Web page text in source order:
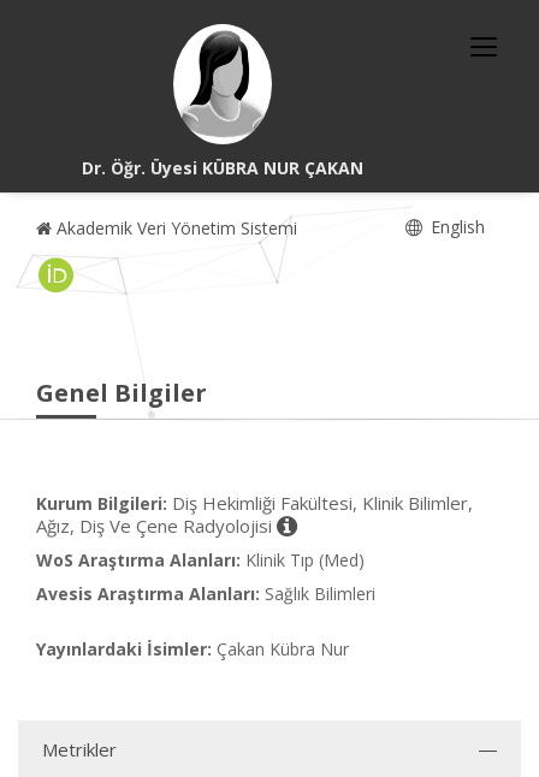
Dr. Öğr. Üyesi KÜBRA NUR ÇAKAN
Akademik Veri Yönetim Sistemi English
Genel Bilgiler
Kurum Bilgileri: Diş Hekimliği Fakültesi, Klinik Bilimler,
Ağız, Diş Ve Çene Radyolojisi
WoS Araştırma Alanları: Klinik Tıp (Med)
Avesis Araştırma Alanları: Sağlık Bilimleri
Yayınlardaki İsimler: Çakan Kübra Nur
Metrikler